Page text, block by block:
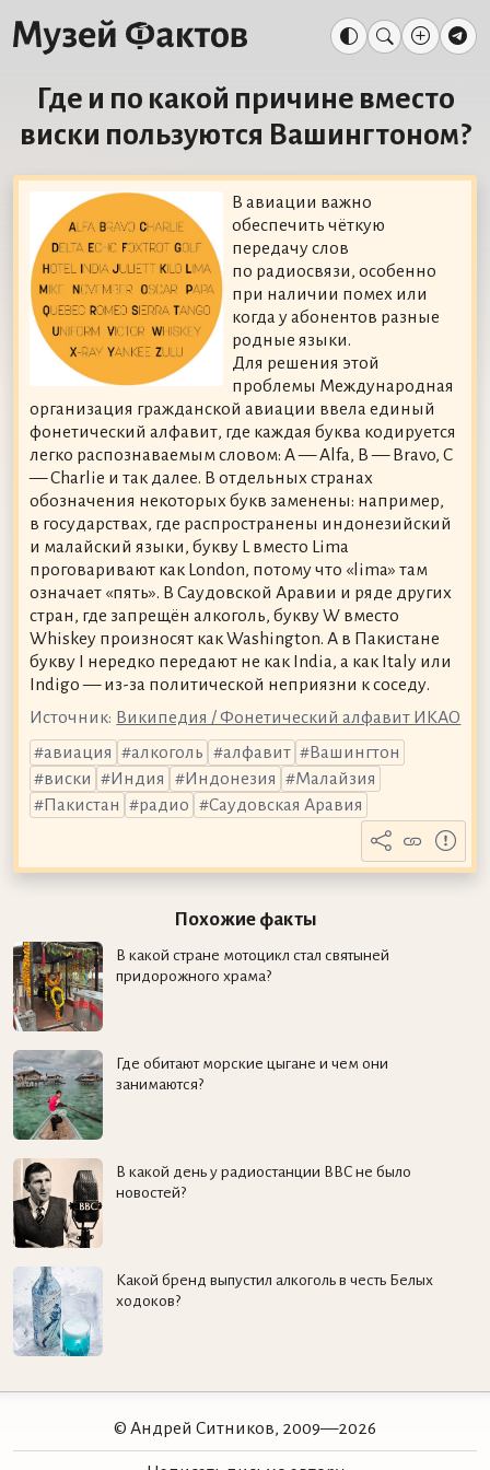
Где и по какой причине вместо
виски пользуются Вашингтоном?
В авиации важно
обеспечить чёткую
передачу слов
по радиосвязи, особенно
при наличии помех или
когда у абонентов разные
родные языки.
Для решения этой
проблемы Международная
организация гражданской авиации ввела единый
фонетический алфавит, где каждая буква кодируется
легко распознаваемым словом: A — Alfa, B — Bravo, C
— Charlie и так далее. В отдельных странах
обозначения некоторых букв заменены: например,
в государствах, где распространены индонезийский
и малайский языки, букву L вместо Lima
проговаривают как London, потому что «lima» там
означает «пять». В Саудовской Аравии и ряде других
стран, где запрещён алкоголь, букву W вместо
Whiskey произносят как Washington. А в Пакистане
букву I нередко передают не как India, а как Italy или
Indigo — из-за политической неприязни к соседу.
Источник: Википедия / Фонетический алфавит ИКАО
авиация
алкоголь алфавит
Вашингтон
виски
Индия Индонезия
Малайзия
Пакистан
радио Саудовская Аравия
Похожие факты
В какой стране мотоцикл стал святыней
придорожного храма?
Где обитают морские цыгане и чем они
занимаются?
В какой день у радиостанции BBC не было
новостей?
Какой бренд выпустил алкоголь в честь Белых
ходоков?
© Андрей Ситников, 2009—2026